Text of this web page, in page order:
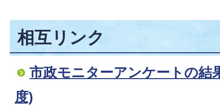
相互リンク
市政モニターアンケートの結
度)